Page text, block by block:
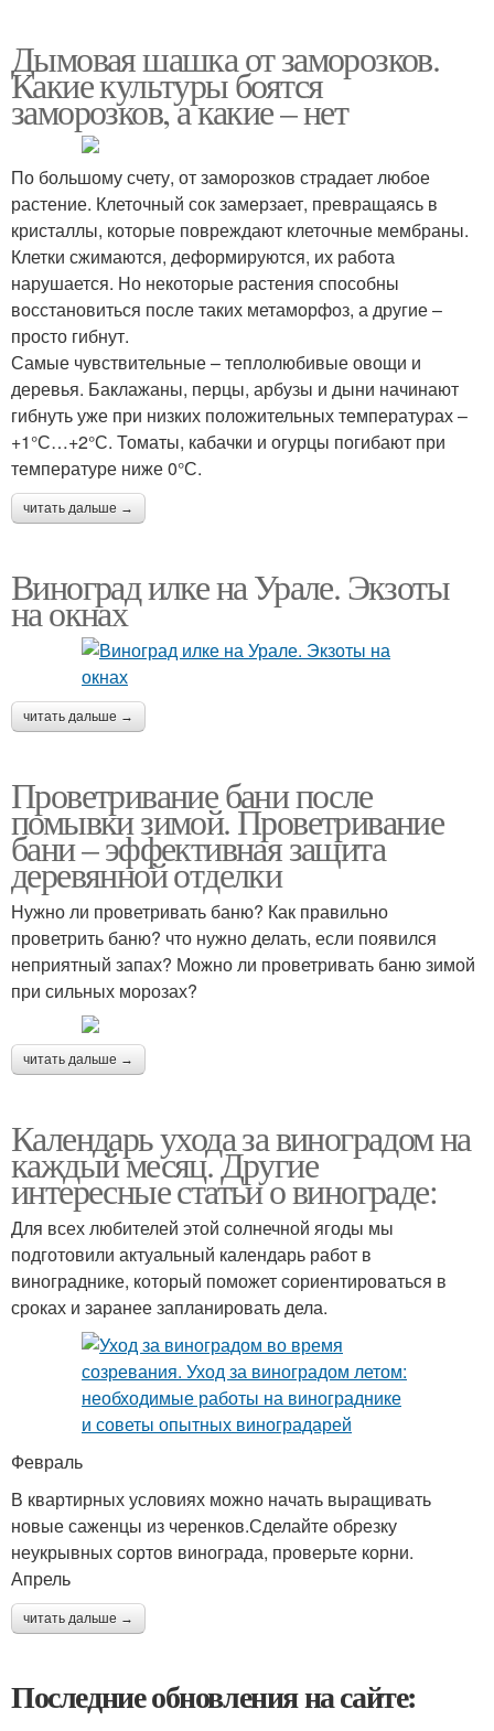
Дымовая шашка от заморозков.
Какие культуры боятся
заморозков, а какие – нет
По большому счету, от заморозков страдает любое
растение. Клеточный сок замерзает, превращаясь в
кристаллы, которые повреждают клеточные мембраны.
Клетки сжимаются, деформируются, их работа
нарушается. Но некоторые растения способны
восстановиться после таких метаморфоз, а другие –
просто гибнут.
Самые чувствительные – теплолюбивые овощи и
деревья. Баклажаны, перцы, арбузы и дыни начинают
гибнуть уже при низких положительных температурах –
+1°С…+2°С. Томаты, кабачки и огурцы погибают при
температуре ниже 0°С.
читать дальше →
Виноград илке на Урале. Экзоты
на окнах
читать дальше →
Проветривание бани после
помывки зимой. Проветривание
бани – эффективная защита
деревянной отделки
Нужно ли проветривать баню? Как правильно
проветрить баню? что нужно делать, если появился
неприятный запах? Можно ли проветривать баню зимой
при сильных морозах?
читать дальше →
Календарь ухода за виноградом на
каждый месяц. Другие
интересные статьи о винограде:
Для всех любителей этой солнечной ягоды мы
подготовили актуальный календарь работ в
винограднике, который поможет сориентироваться в
сроках и заранее запланировать дела.
Февраль
В квартирных условиях можно начать выращивать
новые саженцы из черенков.Сделайте обрезку
неукрывных сортов винограда, проверьте корни.
Апрель
читать дальше →
Последние обновления на сайте: